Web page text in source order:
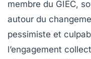
membre du GIEC,
autour du
pessimiste et
l’engagement